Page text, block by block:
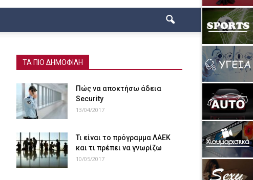
ΤΑ ΠΙΟ ΔΗΜΟΦΙΛΗ
Πώς να αποκτήσω άδεια
Security
13/04/2017
Τι είναι το πρόγραμμα ΛΑΕΚ
και τι πρέπει να γνωρίζω
10/05/2017